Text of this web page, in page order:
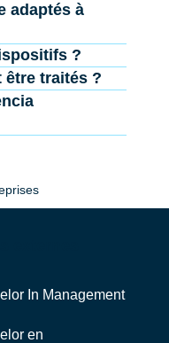
adaptés à
?
être traités ?
In Management
en